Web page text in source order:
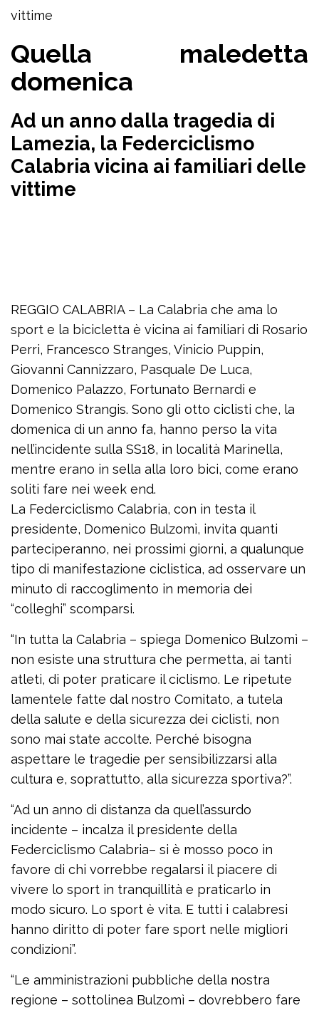
vittime
Quella maledetta
domenica
Ad un anno dalla tragedia di
Lamezia, la Federciclismo
Calabria vicina ai familiari delle
vittime
REGGIO CALABRIA – La Calabria che ama lo
sport e la bicicletta è vicina ai familiari di Rosario
Perri, Francesco Stranges, Vinicio Puppin,
Giovanni Cannizzaro, Pasquale De Luca,
Domenico Palazzo, Fortunato Bernardi e
Domenico Strangis. Sono gli otto ciclisti che, la
domenica di un anno fa, hanno perso la vita
nell’incidente sulla SS18, in località Marinella,
mentre erano in sella alla loro bici, come erano
soliti fare nei week end.
La Federciclismo Calabria, con in testa il
presidente, Domenico Bulzomì, invita quanti
parteciperanno, nei prossimi giorni, a qualunque
tipo di manifestazione ciclistica, ad osservare un
minuto di raccoglimento in memoria dei
“colleghi” scomparsi.
“In tutta la Calabria – spiega Domenico Bulzomì –
non esiste una struttura che permetta, ai tanti
atleti, di poter praticare il ciclismo. Le ripetute
lamentele fatte dal nostro Comitato, a tutela
della salute e della sicurezza dei ciclisti, non
sono mai state accolte. Perché bisogna
aspettare le tragedie per sensibilizzarsi alla
cultura e, soprattutto, alla sicurezza sportiva?”.
“Ad un anno di distanza da quell’assurdo
incidente – incalza il presidente della
Federciclismo Calabria– si è mosso poco in
favore di chi vorrebbe regalarsi il piacere di
vivere lo sport in tranquillità e praticarlo in
modo sicuro. Lo sport è vita. E tutti i calabresi
hanno diritto di poter fare sport nelle migliori
condizioni”.
“Le amministrazioni pubbliche della nostra
regione – sottolinea Bulzomì – dovrebbero fare